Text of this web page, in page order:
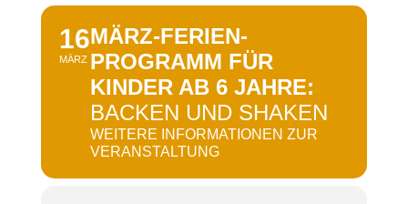
16
MÄRZ
MÄRZ-FERIEN-
PROGRAMM FÜR
KINDER AB 6 JAHRE:
BACKEN UND SHAKEN
WEITERE INFORMATIONEN ZUR
VERANSTALTUNG